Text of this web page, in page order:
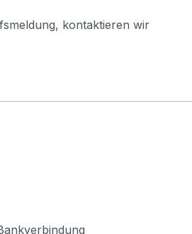
kontaktieren wir